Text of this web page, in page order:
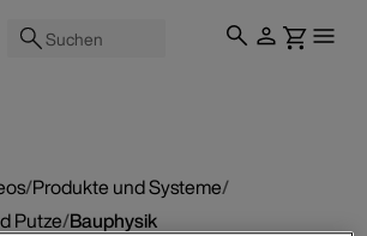
Suchen
/Produkte und Systeme/
Putze/Bauphysik